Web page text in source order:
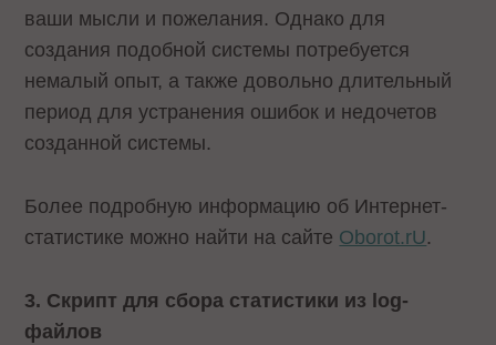
ваши мысли и пожелания. Однако для
создания подобной системы потребуется
немалый опыт, а также довольно длительный
период для устранения ошибок и недочетов
созданной системы.
Более подробную информацию об Интернет-
статистике можно найти на сайте Oborot.rU.
3. Скрипт для сбора статистики из log-
файлов